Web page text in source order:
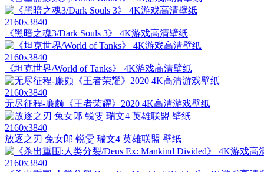
2160x3840
《黑暗之魂3/Dark Souls 3》 4K游戏高清壁纸
2160x3840
《坦克世界/World of Tanks》 4K游戏高清壁纸
2160x3840
无尽征程-廉颇《王者荣耀》2020 4K高清游戏壁纸
2160x3840
放逐之刃 兔女郎 锐雯 瑞文4 英雄联盟 壁纸
2160x3840